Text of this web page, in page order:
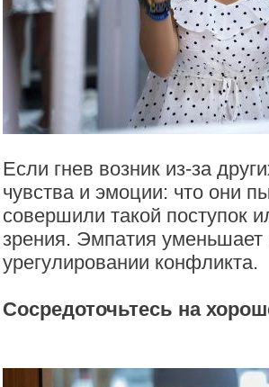
Если гнев возник из-за
чувства и эмоции: что они
совершили такой поступок
зрения. Эмпатия уменьшает
урегулировании конфликта.
Сосредоточьтесь на